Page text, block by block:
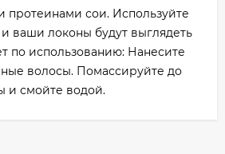
протеинами сои. Используйте
ваши локоны будут выглядеть
по использованию: Нанесите
волосы. Помассируйте до
и смойте водой.